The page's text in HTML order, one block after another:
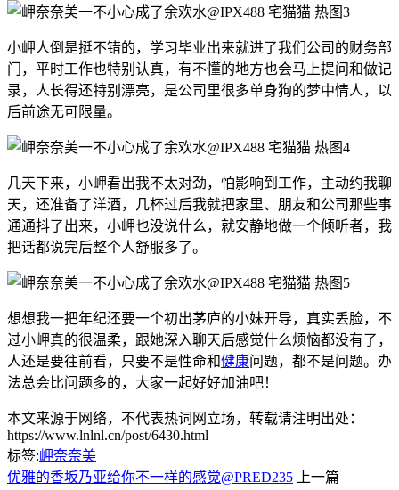
小岬人倒是挺不错的，学习毕业出来就进了我们公司的财务部
门，平时工作也特别认真，有不懂的地方也会马上提问和做记
录，人长得还特别漂亮，是公司里很多单身狗的梦中情人，以
后前途无可限量。
几天下来，小岬看出我不太对劲，怕影响到工作，主动约我聊
天，还准备了洋酒，几杯过后我就把家里、朋友和公司那些事
通通抖了出来，小岬也没说什么，就安静地做一个倾听者，我
把话都说完后整个人舒服多了。
想想我一把年纪还要一个初出茅庐的小妹开导，真实丢脸，不
过小岬真的很温柔，跟她深入聊天后感觉什么烦恼都没有了，
人还是要往前看，只要不是性命和健康问题，都不是问题。办
法总会比问题多的，大家一起好好加油吧！
本文来源于网络，不代表热词网立场，转载请注明出处：
https://www.lnlnl.cn/post/6430.html
标签:岬奈奈美
优雅的香坂乃亚给你不一样的感觉@PRED235
上一篇